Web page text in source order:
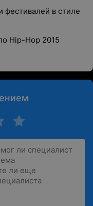
фестивалей в стиле
Hip-Hop 2015